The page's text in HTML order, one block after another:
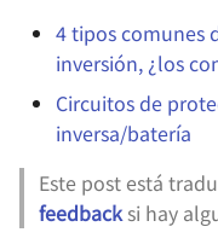
4 tipos comunes
inversión, ¿los
Circuitos de
inversa/batería
Este post está
feedback si hay